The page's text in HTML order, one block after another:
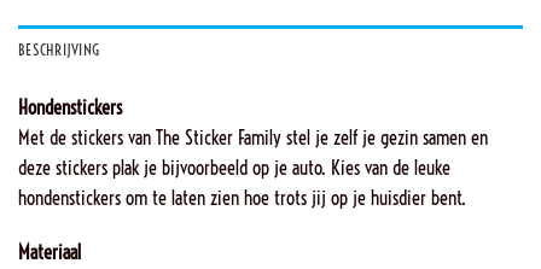
BESCHRIJVING
Hondenstickers
Met de stickers van The Sticker Family stel je zelf je gezin samen en
deze stickers plak je bijvoorbeeld op je auto. Kies van de leuke
hondenstickers om te laten zien hoe trots jij op je huisdier bent.
Materiaal